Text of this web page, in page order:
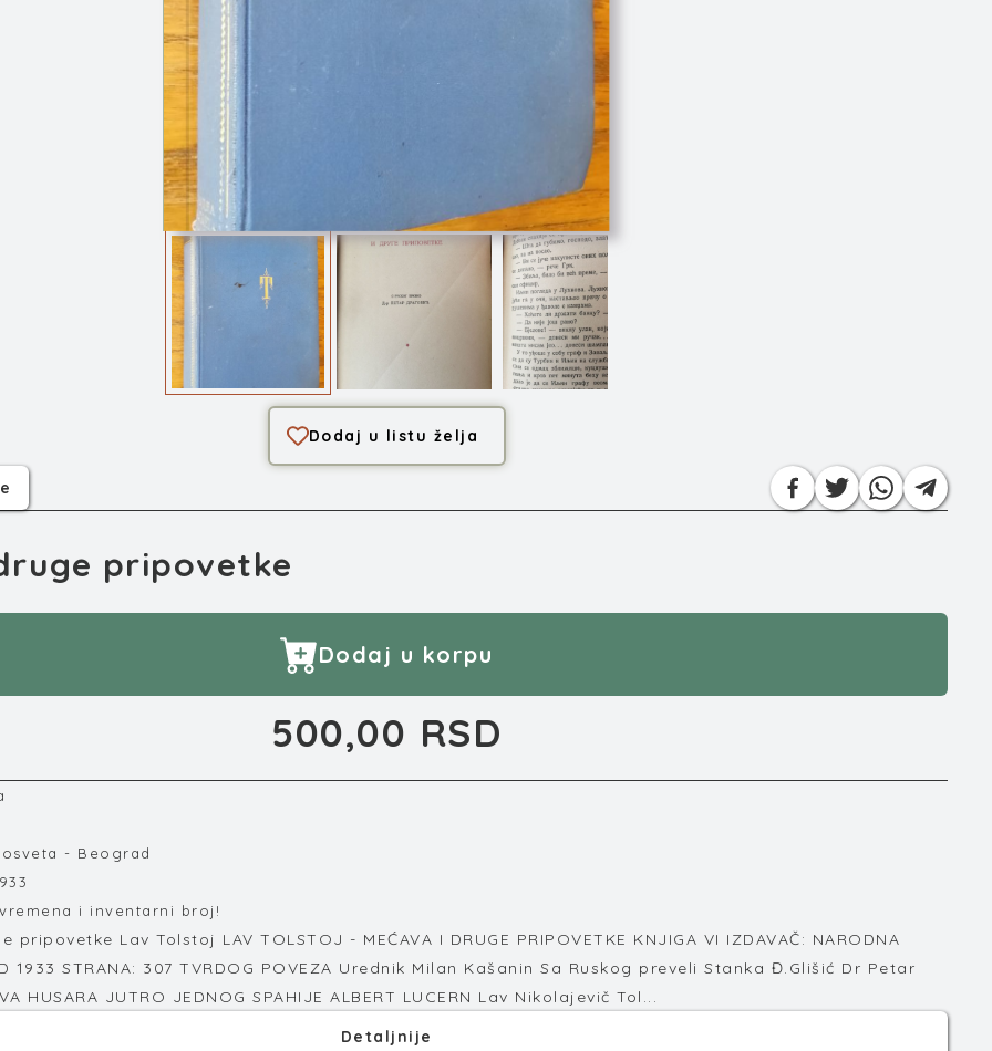
Mećava i druge pri...
Dodaj u listu želja
pripovetke
Dodaj u korpu
500,00 RSD
- Beograd
i inventarni broj!
pripovetke Lav Tolstoj LAV TOLSTOJ - MEĆAVA I DRUGE PRIPOVETKE KNJIGA VI IZDAVAČ: NARODNA
1933 STRANA: 307 TVRDOG POVEZA Urednik Milan Kašanin Sa Ruskog preveli Stanka Đ.Glišić Dr Petar
HUSARA JUTRO JEDNOG SPAHIJE ALBERT LUCERN Lav Nikolajevič Tol...
Detaljnije